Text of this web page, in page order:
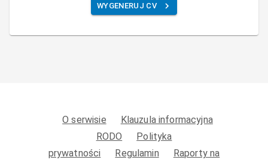
WYGENERUJ CV
O serwisie
Klauzula informacyjna
RODO
Polityka
prywatności
Regulamin
Raporty na